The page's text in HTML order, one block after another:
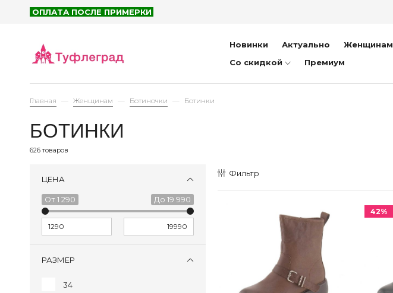
ОПЛАТА ПОСЛЕ ПРИМЕРКИ
Новинки Актуально Женщинам
Со скидкой
Премиум
Главная Женщинам Ботиночки Ботинки
БОТИНКИ
626 товаров
ЦЕНА
1 290 19 990
РАЗМЕР
34
Фильтр
42%